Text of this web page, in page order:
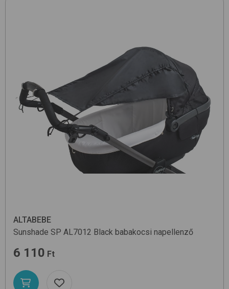
ALTABEBE
Sunshade SP AL7012 Black babakocsi napellenző
6 110 Ft